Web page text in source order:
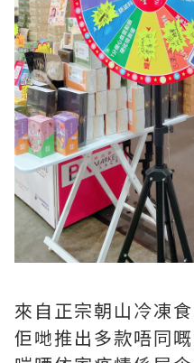
來自正宗朝山冷凍
佢哋推出多款唔同